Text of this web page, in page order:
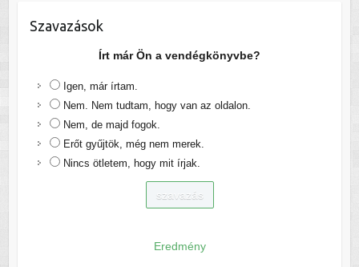
Szavazások
Írt már Ön a vendégkönyvbe?
Igen, már írtam.
Nem. Nem tudtam, hogy van az oldalon.
Nem, de majd fogok.
Erőt gyűjtök, még nem merek.
Nincs ötletem, hogy mit írjak.
Eredmény